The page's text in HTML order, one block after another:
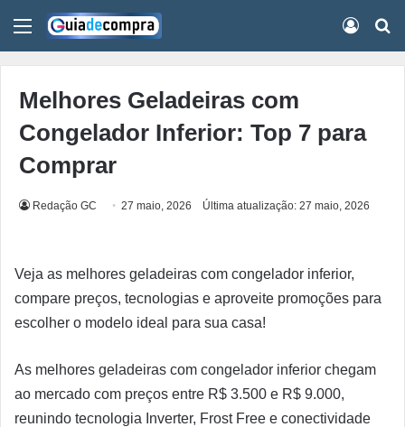
Menu
Melhores Geladeiras com
Congelador Inferior: Top 7 para
Comprar
Redação GC 27 maio, 2026 Última atualização: 27 maio, 2026
Veja as melhores geladeiras com congelador inferior,
compare preços, tecnologias e aproveite promoções para
escolher o modelo ideal para sua casa!
As melhores geladeiras com congelador inferior chegam
ao mercado com preços entre R$ 3.500 e R$ 9.000,
reunindo tecnologia Inverter, Frost Free e conectividade